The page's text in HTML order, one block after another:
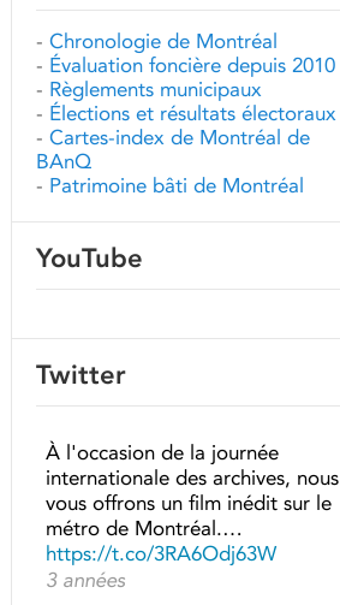
- Chronologie de Montréal
- Évaluation foncière depuis 2010
- Règlements municipaux
- Élections et résultats électoraux
- Cartes-index de Montréal de
BAnQ
- Patrimoine bâti de Montréal
YouTube
Twitter
À l'occasion de la journée
internationale des archives, nous
vous offrons un film inédit sur le
métro de Montréal.…
https://t.co/3RA6Odj63W
3 années